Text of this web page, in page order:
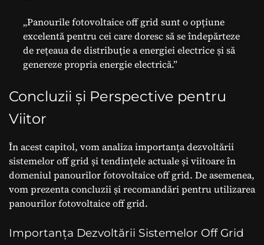
„Panourile fotovoltaice off grid sunt o opțiune
excelentă pentru cei care doresc să se îndepărteze
de rețeaua de distribuție a energiei electrice și să
genereze propria energie electrică.”
Concluzii și Perspective pentru
Viitor
În acest capitol, vom analiza importanța dezvoltării
sistemelor off grid și tendințele actuale și viitoare în
domeniul panourilor fotovoltaice off grid. De asemenea,
vom prezenta concluzii și recomandări pentru utilizarea
panourilor fotovoltaice off grid.
Importanța Dezvoltării Sistemelor Off Grid